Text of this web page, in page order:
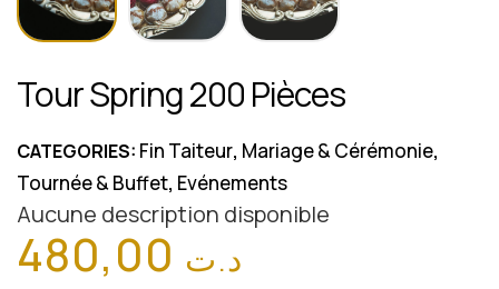
Tour Spring 200 Pièces
CATEGORIES: Fin Taiteur, Mariage & Cérémonie,
Tournée & Buffet, Evénements
Aucune description disponible
د.ت